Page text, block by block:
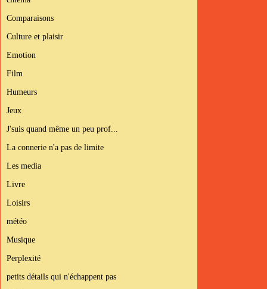
Comparaisons
Culture et plaisir
Emotion
Film
Humeurs
Jeux
J'suis quand même un peu prof...
La connerie n'a pas de limite
Les media
Livre
Loisirs
météo
Musique
Perplexité
petits détails qui n'échappent pas